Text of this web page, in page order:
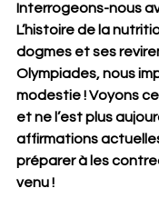
Interrogeons-nous
L’histoire de la
dogmes et ses
Olympiades, nous
modestie ! Voyons
et ne l’est plus
affirmations
préparer à les
venu !